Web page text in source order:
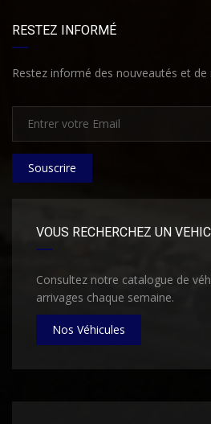
RESTEZ INFORMÉ
Restez informé des nouveautés et
Souscrire
VOUS RECHERCHEZ UN
Consultez notre catalogue de
arrivages chaque semaine.
Nos Véhicules